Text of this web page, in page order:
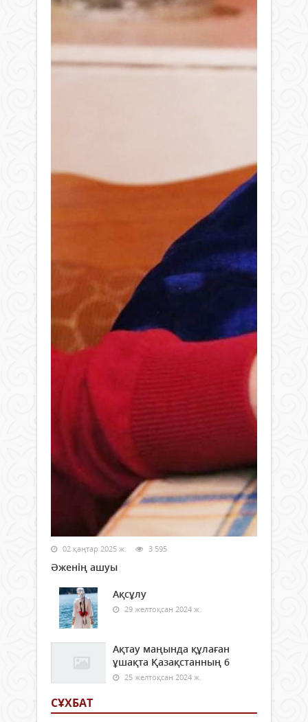
02 қаңтар 2025 ж. 3 595
Әженің ашуы
Ақсұлу
29 желтоқсан 2024 ж.
Ақтау маңында құлаған
ұшақта Қазақстанның 6
25 желтоқсан 2024 ж.
СҰХБАТ